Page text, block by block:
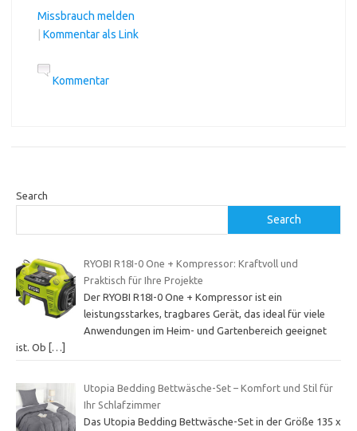
Missbrauch melden
Kommentar als Link
Kommentar
Search
Search
RYOBI R18I-0 One + Kompressor: Kraftvoll und
Praktisch für Ihre Projekte
Der RYOBI R18I-0 One + Kompressor ist ein
leistungsstarkes, tragbares Gerät, das ideal für viele
Anwendungen im Heim- und Gartenbereich geeignet
ist. Ob
[…]
Utopia Bedding Bettwäsche-Set – Komfort und Stil für
Ihr Schlafzimmer
Das Utopia Bedding Bettwäsche-Set in der Größe 135 x